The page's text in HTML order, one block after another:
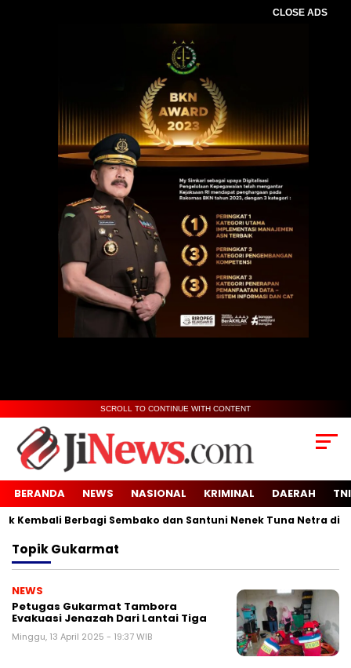
CLOSE ADS
SCROLL TO CONTINUE WITH CONTENT
BERANDA NEWS NASIONAL KRIMINAL DAERAH
Berbagi Sembako dan Santuni Nenek Tuna Netra di
TopikGukarmat
NEWS
Petugas Gukarmat Tambora
Evakuasi Jenazah Dari Lantai Tiga
Minggu, 13 April 2025 - 19:37 WIB